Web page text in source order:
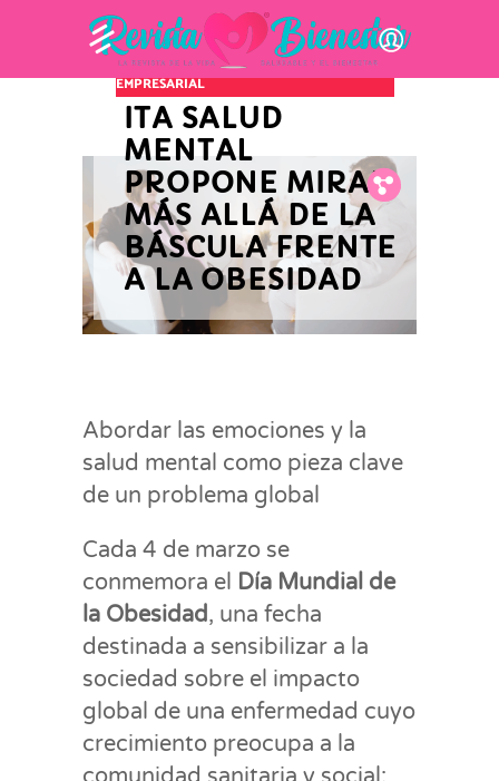
Fb.
Tw.
Pin.
INNOVACIÓN Y ACTUALIDAD
EMPRESARIAL
ITA SALUD
MENTAL
PROPONE MIRAR
MÁS ALLÁ DE LA
BÁSCULA FRENTE
A LA OBESIDAD
Abordar las emociones y la
salud mental como pieza clave
de un problema global
Cada 4 de marzo se
conmemora el Día Mundial de
la Obesidad, una fecha
destinada a sensibilizar a la
sociedad sobre el impacto
global de una enfermedad cuyo
crecimiento preocupa a la